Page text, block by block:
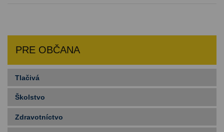
PRE OBČANA
Tlačivá
Školstvo
Zdravotníctvo